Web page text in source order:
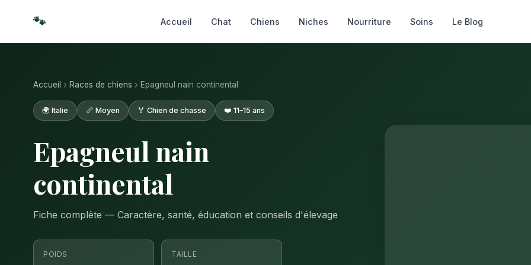
🐾 Accueil Chat Chiens Niches Nourriture Soins Le Blog
Accueil Races de chiens Epagneul nain continental
🌍 Italie 📏 Moyen 🏅 Chien de chasse ❤️ 11–15 ans
Epagneul nain
continental
Fiche complète — Caractère, santé, éducation et conseils d'élevage
POIDS TAILLE